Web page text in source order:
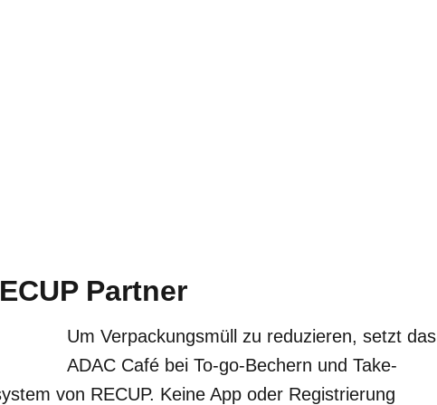
Partner
Um Verpackungsmüll zu reduzieren, setzt das
ADAC Café bei To-go-Bechern und Take-
von RECUP. Keine App oder Registrierung